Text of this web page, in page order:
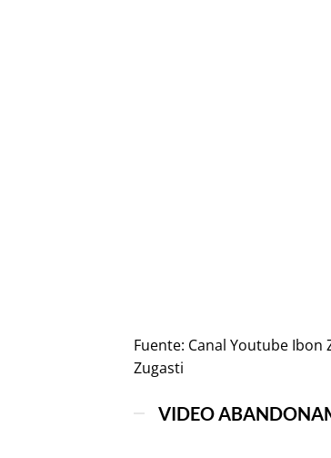
Fuente: Canal Youtube Ibon
Zugasti
VIDEO